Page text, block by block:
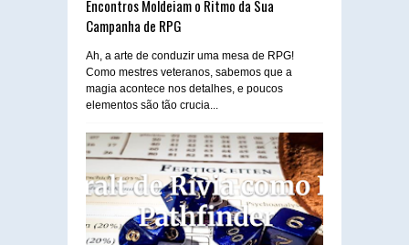
Encontros Moldeiam o Ritmo da Sua
Campanha de RPG
Ah, a arte de conduzir uma mesa de RPG!
Como mestres veteranos, sabemos que a
magia acontece nos detalhes, e poucos
elementos são tão crucia...